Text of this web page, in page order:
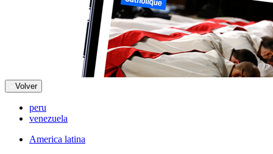
Volver
peru
venezuela
America latina